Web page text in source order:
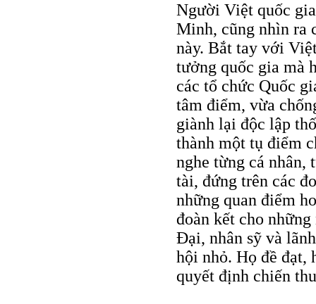
Người Việt quốc
Minh, cũng nhìn ra
này. Bắt tay với
tưởng quốc gia mà
các tổ chức Quốc
tâm điểm, vừa
giành lại độc lập
thành một tụ điểm
nghe từng cá nhân,
tài, đứng trên các
những quan điểm
đoàn kết cho
Đại, nhân sỹ và
hội nhỏ. Họ đề đạt,
quyết định chiến